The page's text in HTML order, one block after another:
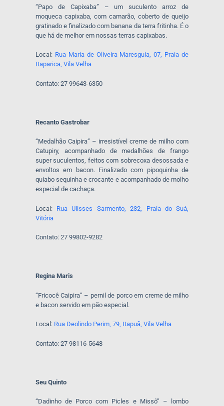
“Papo de Capixaba” – um suculento arroz de
moqueca capixaba, com camarão, coberto de queijo
gratinado e finalizado com banana da terra fritinha. É o
que há de melhor em nossas terras capixabas.
Local: Rua Maria de Oliveira Maresguia, 07, Praia de
Itaparica, Vila Velha
Contato: 27 99643-6350
Recanto Gastrobar
“Medalhão Caipira” – irresistível creme de milho com
Catupiry, acompanhado de medalhões de frango
super suculentos, feitos com sobrecoxa desossada e
envoltos em bacon. Finalizado com pipoquinha de
quiabo sequinha e crocante e acompanhado de molho
especial de cachaça.
Local: Rua Ulisses Sarmento, 232, Praia do Suá,
Vitória
Contato: 27 99802-9282
Regina Maris
“Fricocê Caipira” – pernil de porco em creme de milho
e bacon servido em pão especial.
Local: Rua Deolindo Perim, 79, Itapuã, Vila Velha
Contato: 27 98116-5648
Seu Quinto
“Dadinho de Porco com Picles e Missô” – lombo